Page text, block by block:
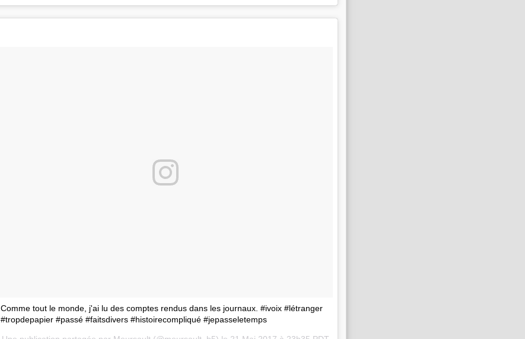
Comme tout le monde, j'ai lu des comptes rendus dans les journaux. #ivoix #létranger
#tropdepapier #passé #faitsdivers #histoirecompliqué #jepasseletemps